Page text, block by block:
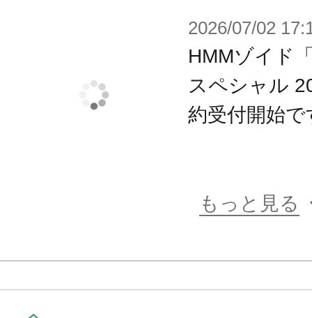
2026/07/02
HMMゾイド
スペシャル
約受付開始で
もっと見る